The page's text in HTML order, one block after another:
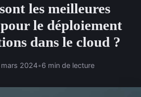
les meilleures
le déploiement
dans le cloud ?
mars 2024•6 min de lecture